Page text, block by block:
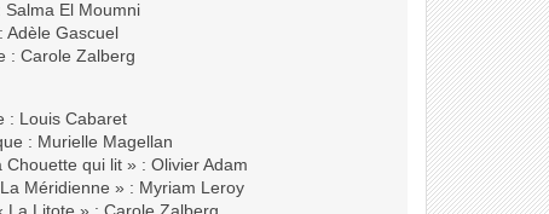
El Moumni
Gascuel
: Carole Zalberg
: Louis Cabaret
: Murielle Magellan
qui lit » : Olivier Adam
Méridienne » : Myriam Leroy